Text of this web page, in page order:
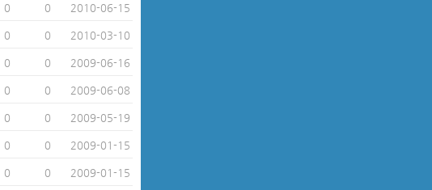
0 0 2010-06-15
0 0 2010-03-10
0 0 2009-06-16
0 0 2009-06-08
0 0 2009-05-19
0 0 2009-01-15
0 0 2009-01-15